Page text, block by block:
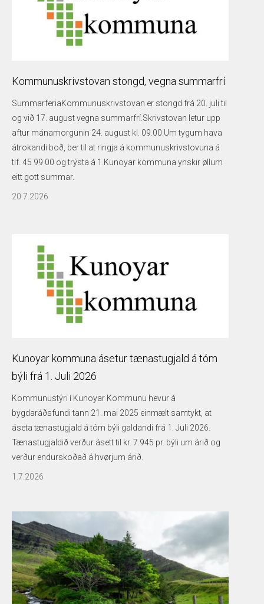
Kommunuskrivstovan stongd, vegna summarfrí
SummarferiaKommunuskrivstovan er stongd frá 20. juli til
og við 17. august vegna summarfrí.Skrivstovan letur upp
aftur mánamorgunin 24. august kl. 09.00.Um tygum hava
átrokandi boð, ber til at ringja á kommunuskrivstovuna á
tlf. 45 99 00 og trýsta á 1.Kunoyar kommuna ynskir øllum
eitt gott summar.
20.7.2026
Kunoyar kommuna ásetur tænastugjald á tóm
býli frá 1. Juli 2026
Kommunustýri í Kunoyar Kommunu hevur á
bygdaráðsfundi tann 21. mai 2025 einmælt samtykt, at
áseta tænastugjald á tóm býli galdandi frá 1. Juli 2026.
Tænastugjaldið verður ásett til kr. 7.945 pr. býli um árið og
verður endurskoðað á hvørjum árið.
1.7.2026